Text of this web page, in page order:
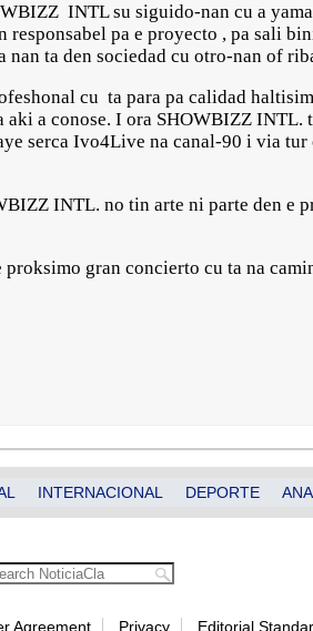
INTL su siguido-nan cu a
pa e proyecto , pa sali
nan ta den sociedad cu otro-nan of
cu ta para pa calidad
a conose. I ora SHOWBIZZ
serca Ivo4Live na canal-90 i via
INTL. no tin arte ni parte den e
gran concierto cu ta na
INTERNACIONAL DEPORTE
Agreement Privacy Editorial